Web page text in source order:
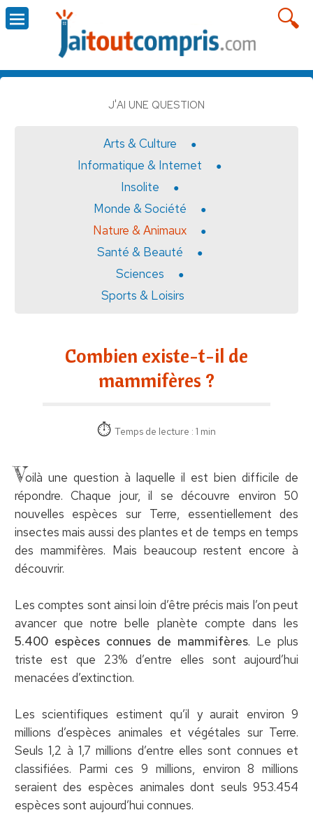
J'AI UNE QUESTION
Arts & Culture
Informatique & Internet
Insolite
Monde & Société
Nature & Animaux
Santé & Beauté
Sciences
Sports & Loisirs
Combien existe-t-il de
mammifères ?
Temps de lecture : 1 min
Voilà une question à laquelle il est bien difficile de
répondre. Chaque jour, il se découvre environ 50
nouvelles espèces sur Terre, essentiellement des
insectes mais aussi des plantes et de temps en temps
des mammifères. Mais beaucoup restent encore à
découvrir.
Les comptes sont ainsi loin d’être précis mais l’on peut
avancer que notre belle planète compte dans les
5.400 espèces connues de mammifères. Le plus
triste est que 23% d’entre elles sont aujourd’hui
menacées d’extinction.
Les scientifiques estiment qu’il y aurait environ 9
millions d’espèces animales et végétales sur Terre.
Seuls 1,2 à 1,7 millions d’entre elles sont connues et
classifiées. Parmi ces 9 millions, environ 8 millions
seraient des espèces animales dont seuls 953.454
espèces sont aujourd’hui connues.